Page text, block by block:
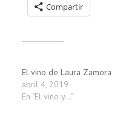
Compartir
El vino de Laura Zamora
abril 4, 2019
En "El vino y..."